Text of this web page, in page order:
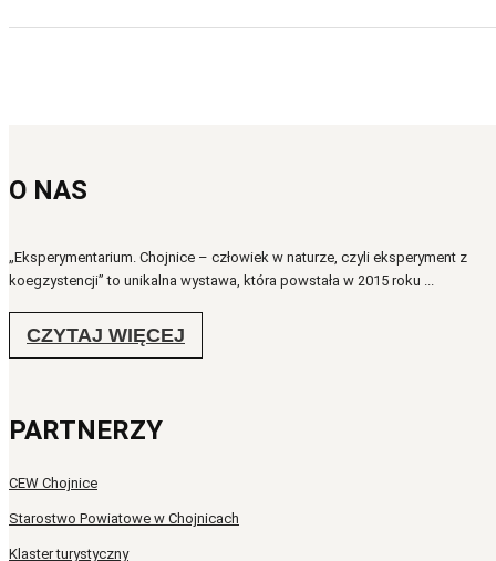
O NAS
„Eksperymentarium. Chojnice – człowiek w naturze, czyli eksperyment z
koegzystencji” to unikalna wystawa, która powstała w 2015 roku ...
CZYTAJ WIĘCEJ
PARTNERZY
CEW Chojnice
Starostwo Powiatowe w Chojnicach
Klaster turystyczny